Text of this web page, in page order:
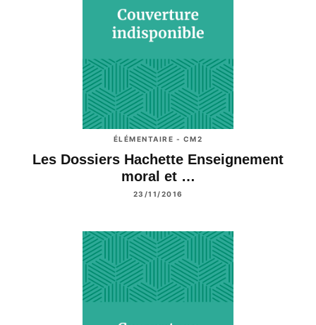
ÉLÉMENTAIRE - CM2
Les Dossiers Hachette Enseignement
moral et …
23/11/2016